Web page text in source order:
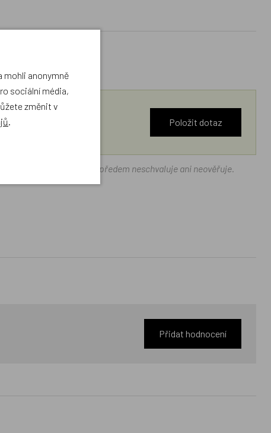
Položit dotaz
texty zákazníků předem neschvaluje ani neověřuje.
Přidat hodnocení
mohli anonymně
sociální média,
změnit v
.